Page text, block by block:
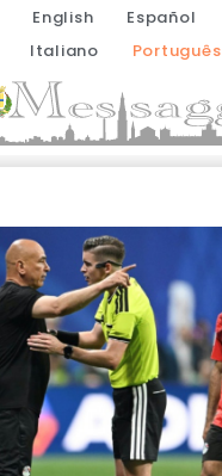
English Español
Italiano
Português